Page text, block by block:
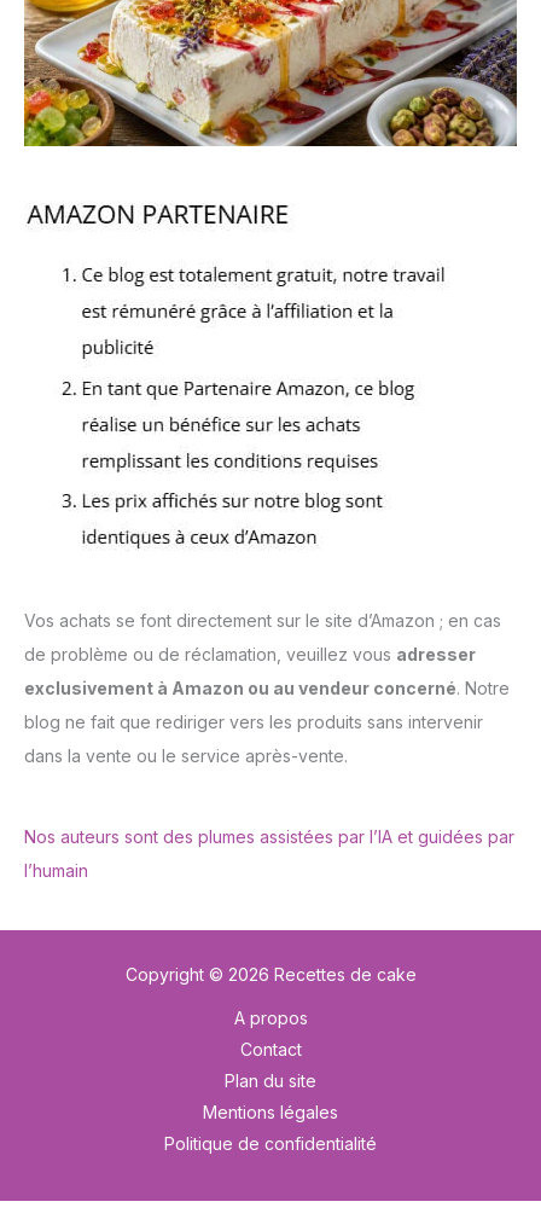
Vos achats se font directement sur le site d’Amazon ; en cas
de problème ou de réclamation, veuillez vous adresser
exclusivement à Amazon ou au vendeur concerné. Notre
blog ne fait que rediriger vers les produits sans intervenir
dans la vente ou le service après-vente.
Nos auteurs sont des plumes assistées par l’IA et guidées par
l’humain
Copyright © 2026 Recettes de cake
A propos
Contact
Plan du site
Mentions légales
Politique de confidentialité